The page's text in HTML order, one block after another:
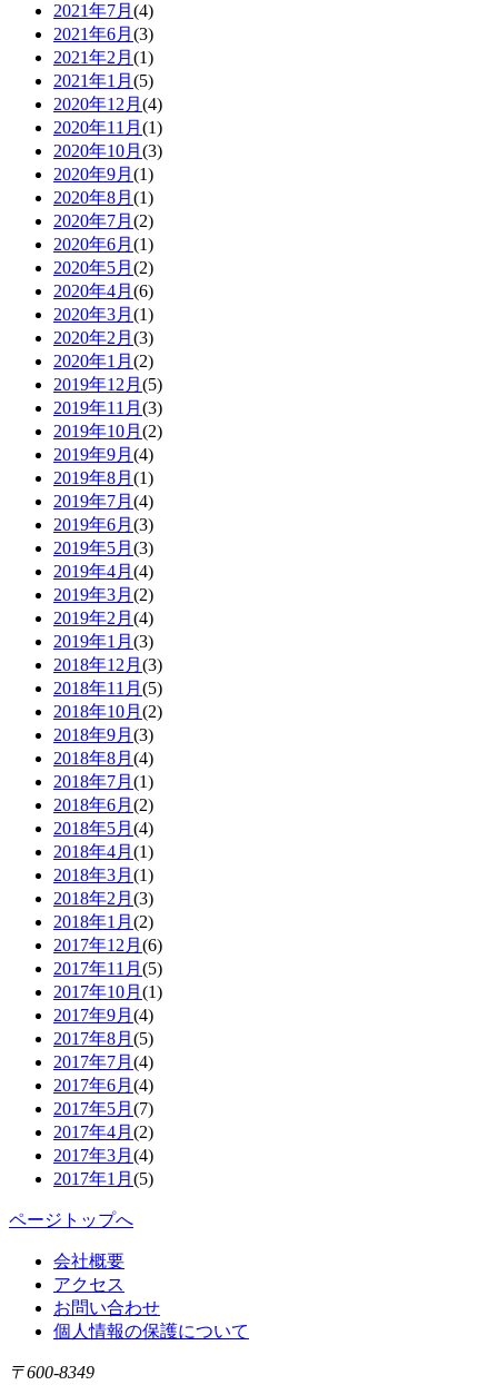
2021年7月 (4)
2021年6月 (3)
2021年2月 (1)
2021年1月 (5)
2020年12月 (4)
2020年11月 (1)
2020年10月 (3)
2020年9月 (1)
2020年8月 (1)
2020年7月 (2)
2020年6月 (1)
2020年5月 (2)
2020年4月 (6)
2020年3月 (1)
2020年2月 (3)
2020年1月 (2)
2019年12月 (5)
2019年11月 (3)
2019年10月 (2)
2019年9月 (4)
2019年8月 (1)
2019年7月 (4)
2019年6月 (3)
2019年5月 (3)
2019年4月 (4)
2019年3月 (2)
2019年2月 (4)
2019年1月 (3)
2018年12月 (3)
2018年11月 (5)
2018年10月 (2)
2018年9月 (3)
2018年8月 (4)
2018年7月 (1)
2018年6月 (2)
2018年5月 (4)
2018年4月 (1)
2018年3月 (1)
2018年2月 (3)
2018年1月 (2)
2017年12月 (6)
2017年11月 (5)
2017年10月 (1)
2017年9月 (4)
2017年8月 (5)
2017年7月 (4)
2017年6月 (4)
2017年5月 (7)
2017年4月 (2)
2017年3月 (4)
2017年1月 (5)
ページトップへ
会社概要
アクセス
お問い合わせ
個人情報の保護について
〒600-8349